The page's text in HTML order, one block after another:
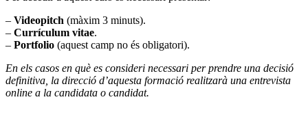
– Videopitch (màxim 3 minuts).
– Currículum vitae.
– Portfolio (aquest camp no és obligatori).
En els casos en què es consideri necessari per prendre una decisió
definitiva, la direcció d’aquesta formació realitzarà una entrevista
online a la candidata o candidat.